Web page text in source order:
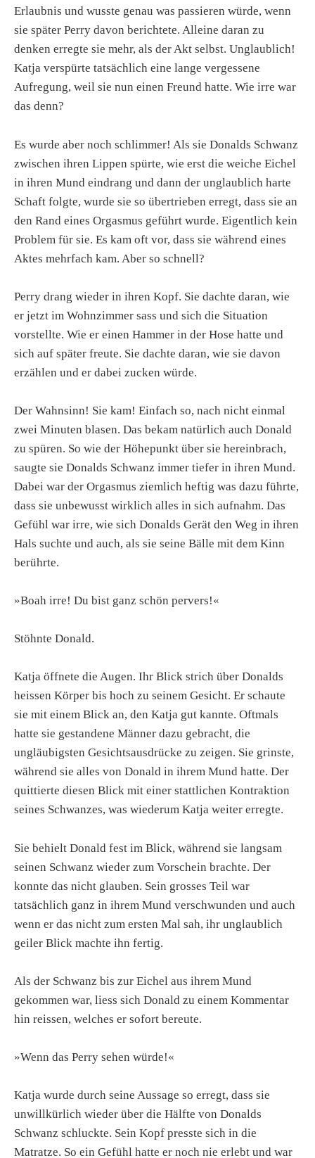
Erlaubnis und wusste genau was passieren würde, wenn
sie später Perry davon berichtete. Alleine daran zu
denken erregte sie mehr, als der Akt selbst. Unglaublich!
Katja verspürte tatsächlich eine lange vergessene
Aufregung, weil sie nun einen Freund hatte. Wie irre war
das denn?
Es wurde aber noch schlimmer! Als sie Donalds Schwanz
zwischen ihren Lippen spürte, wie erst die weiche Eichel
in ihren Mund eindrang und dann der unglaublich harte
Schaft folgte, wurde sie so übertrieben erregt, dass sie an
den Rand eines Orgasmus geführt wurde. Eigentlich kein
Problem für sie. Es kam oft vor, dass sie während eines
Aktes mehrfach kam. Aber so schnell?
Perry drang wieder in ihren Kopf. Sie dachte daran, wie
er jetzt im Wohnzimmer sass und sich die Situation
vorstellte. Wie er einen Hammer in der Hose hatte und
sich auf später freute. Sie dachte daran, wie sie davon
erzählen und er dabei zucken würde.
Der Wahnsinn! Sie kam! Einfach so, nach nicht einmal
zwei Minuten blasen. Das bekam natürlich auch Donald
zu spüren. So wie der Höhepunkt über sie hereinbrach,
saugte sie Donalds Schwanz immer tiefer in ihren Mund.
Dabei war der Orgasmus ziemlich heftig was dazu führte,
dass sie unbewusst wirklich alles in sich aufnahm. Das
Gefühl war irre, wie sich Donalds Gerät den Weg in ihren
Hals suchte und auch, als sie seine Bälle mit dem Kinn
berührte.
»Boah irre! Du bist ganz schön pervers!«
Stöhnte Donald.
Katja öffnete die Augen. Ihr Blick strich über Donalds
heissen Körper bis hoch zu seinem Gesicht. Er schaute
sie mit einem Blick an, den Katja gut kannte. Oftmals
hatte sie gestandene Männer dazu gebracht, die
ungläubigsten Gesichtsausdrücke zu zeigen. Sie grinste,
während sie alles von Donald in ihrem Mund hatte. Der
quittierte diesen Blick mit einer stattlichen Kontraktion
seines Schwanzes, was wiederum Katja weiter erregte.
Sie behielt Donald fest im Blick, während sie langsam
seinen Schwanz wieder zum Vorschein brachte. Der
konnte das nicht glauben. Sein grosses Teil war
tatsächlich ganz in ihrem Mund verschwunden und auch
wenn er das nicht zum ersten Mal sah, ihr unglaublich
geiler Blick machte ihn fertig.
Als der Schwanz bis zur Eichel aus ihrem Mund
gekommen war, liess sich Donald zu einem Kommentar
hin reissen, welches er sofort bereute.
»Wenn das Perry sehen würde!«
Katja wurde durch seine Aussage so erregt, dass sie
unwillkürlich wieder über die Hälfte von Donalds
Schwanz schluckte. Sein Kopf presste sich in die
Matratze. So ein Gefühl hatte er noch nie erlebt und war